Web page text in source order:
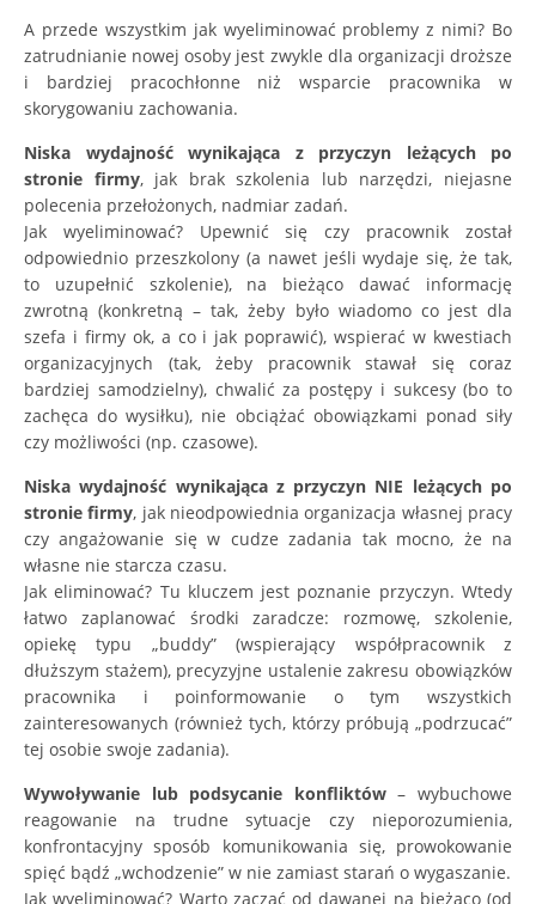
A przede wszystkim jak wyeliminować problemy z nimi? Bo
zatrudnianie nowej osoby jest zwykle dla organizacji droższe
i bardziej pracochłonne niż wsparcie pracownika w
skorygowaniu zachowania.
Niska wydajność wynikająca z przyczyn leżących po
stronie firmy, jak brak szkolenia lub narzędzi, niejasne
polecenia przełożonych, nadmiar zadań.
Jak wyeliminować? Upewnić się czy pracownik został
odpowiednio przeszkolony (a nawet jeśli wydaje się, że tak,
to uzupełnić szkolenie), na bieżąco dawać informację
zwrotną (konkretną – tak, żeby było wiadomo co jest dla
szefa i firmy ok, a co i jak poprawić), wspierać w kwestiach
organizacyjnych (tak, żeby pracownik stawał się coraz
bardziej samodzielny), chwalić za postępy i sukcesy (bo to
zachęca do wysiłku), nie obciążać obowiązkami ponad siły
czy możliwości (np. czasowe).
Niska wydajność wynikająca z przyczyn NIE leżących po
stronie firmy, jak nieodpowiednia organizacja własnej pracy
czy angażowanie się w cudze zadania tak mocno, że na
własne nie starcza czasu.
Jak eliminować? Tu kluczem jest poznanie przyczyn. Wtedy
łatwo zaplanować środki zaradcze: rozmowę, szkolenie,
opiekę typu „buddy” (wspierający współpracownik z
dłuższym stażem), precyzyjne ustalenie zakresu obowiązków
pracownika i poinformowanie o tym wszystkich
zainteresowanych (również tych, którzy próbują „podrzucać”
tej osobie swoje zadania).
Wywoływanie lub podsycanie konfliktów– wybuchowe
reagowanie na trudne sytuacje czy nieporozumienia,
konfrontacyjny sposób komunikowania się, prowokowanie
spięć bądź „wchodzenie” w nie zamiast starań o wygaszanie.
Jak wyeliminować? Warto zacząć od dawanej na bieżąco (od